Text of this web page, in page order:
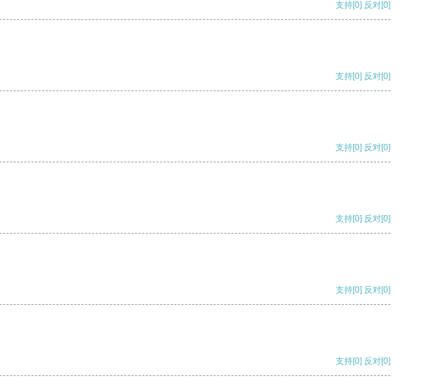
支持[0] 反对[0]
支持[0] 反对[0]
支持[0] 反对[0]
支持[0] 反对[0]
支持[0] 反对[0]
支持[0] 反对[0]